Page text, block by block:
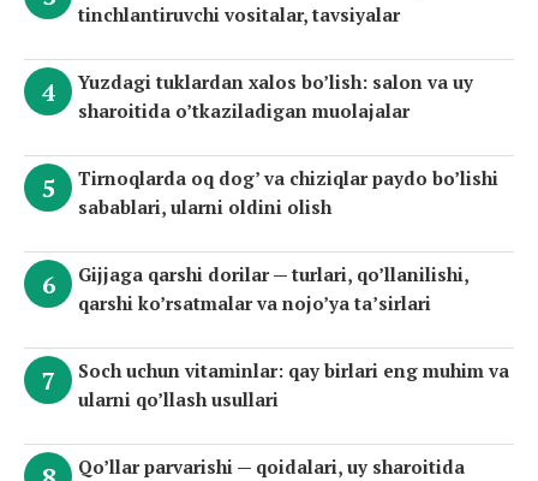
tinchlantiruvchi vositalar, tavsiyalar
Yuzdagi tuklardan xalos bo’lish: salon va uy
sharoitida o’tkaziladigan muolajalar
Tirnoqlarda oq dog’ va chiziqlar paydo bo’lishi
sabablari, ularni oldini olish
Gijjaga qarshi dorilar — turlari, qo’llanilishi,
qarshi ko’rsatmalar va nojo’ya ta’sirlari
Soch uchun vitaminlar: qay birlari eng muhim va
ularni qo’llash usullari
Qo’llar parvarishi — qoidalari, uy sharoitida